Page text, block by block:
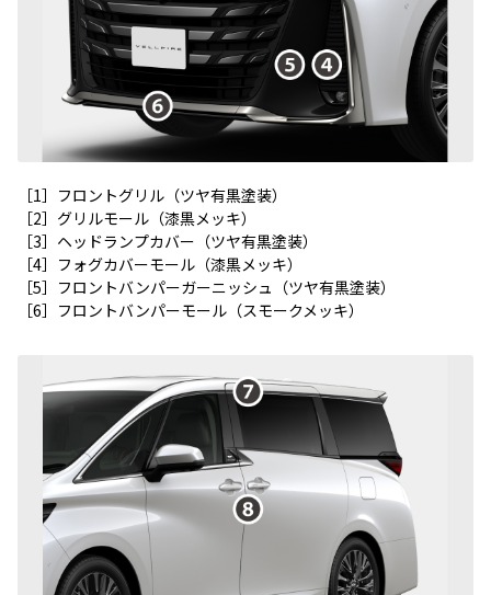
［1］フロントグリル（ツヤ有黒塗装）
［2］グリルモール（漆黒メッキ）
［3］ヘッドランプカバー（ツヤ有黒塗装）
［4］フォグカバーモール（漆黒メッキ）
［5］フロントバンパーガーニッシュ（ツヤ有黒塗装）
［6］フロントバンパーモール（スモークメッキ）